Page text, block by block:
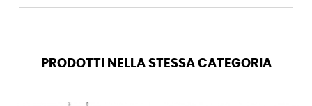
PRODOTTI NELLA STESSA CATEGORIA